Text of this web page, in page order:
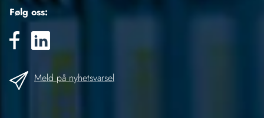
Følg oss:
Meld på nyhetsvarsel